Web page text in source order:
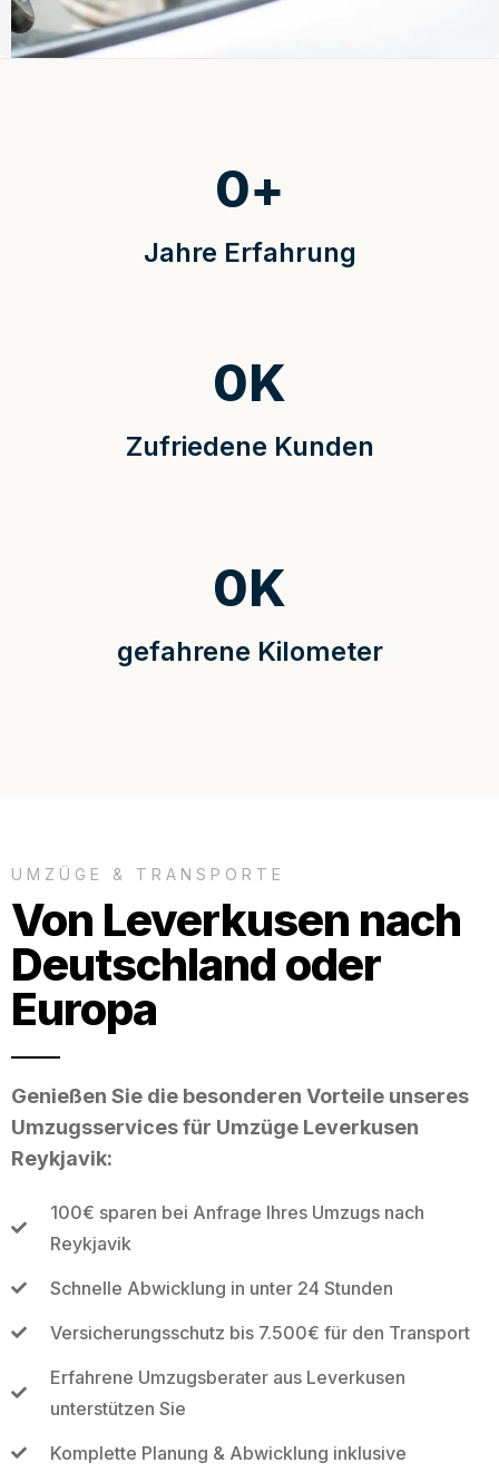
Jahre Erfahrung
0+
Zufriedene Kunden
0K
gefahrene Kilometer
0K
UMZÜGE & TRANSPORTE
Von Leverkusen nach
Deutschland oder
Europa
Genießen Sie die besonderen Vorteile unseres
Umzugsservices für Umzüge Leverkusen
Reykjavik:
100€ sparen bei Anfrage Ihres Umzugs nach
Reykjavik
Schnelle Abwicklung in unter 24 Stunden
Versicherungsschutz bis 7.500€ für den Transport
Erfahrene Umzugsberater aus Leverkusen
unterstützen Sie
Komplette Planung & Abwicklung inklusive